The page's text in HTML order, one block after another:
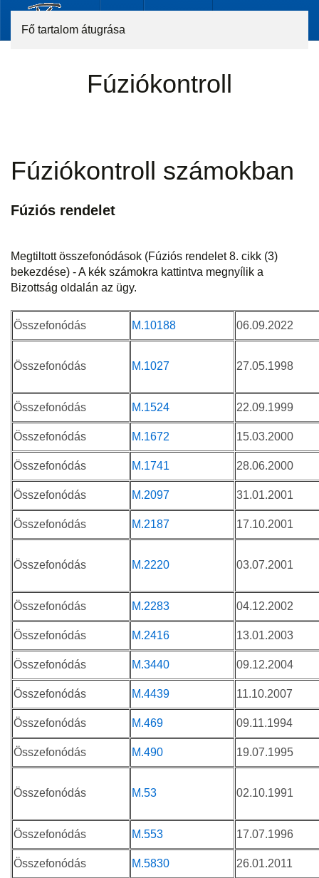
Fő tartalom átugrása
Fúziókontroll
Fúziókontroll számokban
Fúziós rendelet
Megtiltott összefonódások (Fúziós rendelet 8. cikk (3)
bekezdése) - A kék számokra kattintva megnyílik a
Bizottság oldalán az ügy.
Összefonódás M.10188 06.09.2022
Összefonódás M.1027 27.05.1998
Összefonódás M.1524 22.09.1999
Összefonódás M.1672 15.03.2000
Összefonódás M.1741 28.06.2000
Összefonódás M.2097 31.01.2001
Összefonódás M.2187 17.10.2001
Összefonódás M.2220 03.07.2001
Összefonódás M.2283 04.12.2002
Összefonódás M.2416 13.01.2003
Összefonódás M.3440 09.12.2004
Összefonódás M.4439 11.10.2007
Összefonódás M.469 09.11.1994
Összefonódás M.490 19.07.1995
Összefonódás M.53 02.10.1991
Összefonódás M.553 17.07.1996
Összefonódás M.5830 26.01.2011